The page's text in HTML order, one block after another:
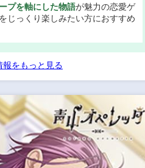
プを軸にした物語が魅力の恋愛ゲ
じっくり楽しみたい方におすすめ
報をもっと見る